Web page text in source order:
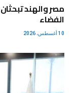
مصر والهند
الفضاء
10 أغسطس، 2026